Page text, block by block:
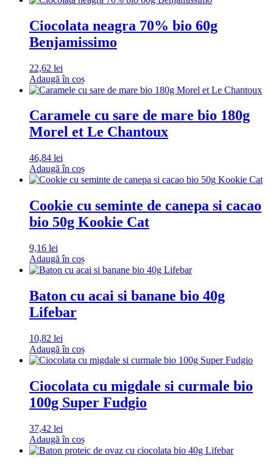
Ciocolata neagra 70% bio 60g
Benjamissimo
22,62 lei
Adaugă în coș
Caramele cu sare de mare bio 180g
Morel et Le Chantoux
46,84 lei
Adaugă în coș
Cookie cu seminte de canepa si cacao
bio 50g Kookie Cat
9,16 lei
Adaugă în coș
Baton cu acai si banane bio 40g
Lifebar
10,82 lei
Adaugă în coș
Ciocolata cu migdale si curmale bio
100g Super Fudgio
37,42 lei
Adaugă în coș